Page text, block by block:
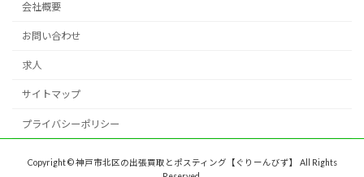
会社概要
お問い合わせ
求人
サイトマップ
プライバシーポリシー
Copyright © 神戸市北区の出張買取とポスティング【ぐりーんびず】 All Rights